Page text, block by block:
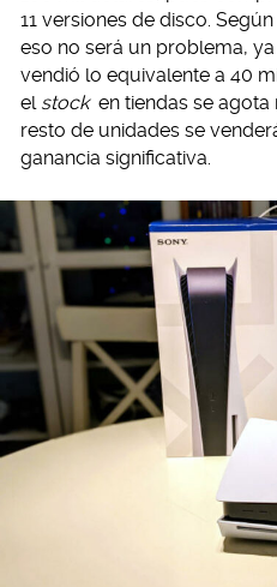
11 versiones de disco.
eso no será un problema,
vendió lo equivalente a 40
el stock en tiendas se
resto de unidades se
ganancia significativa.